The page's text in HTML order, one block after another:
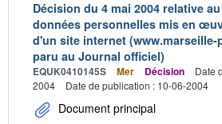
Décision du 4 mai 2004 relative
données personnelles mis en
d'un site internet
paru au Journal officiel)
EQUK0410145S Mer Décision
Date
2004
Date de publication : 10-06-2004
Document principal